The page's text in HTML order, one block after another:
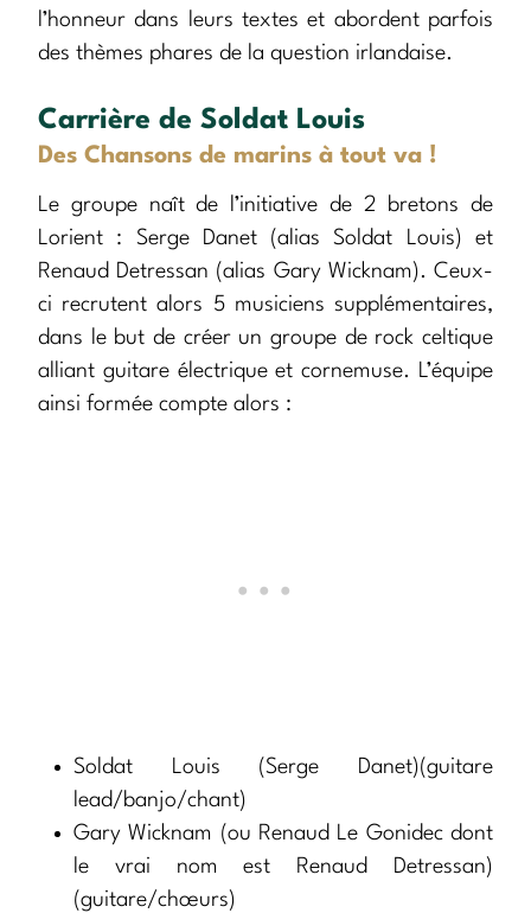
l’honneur dans leurs textes et abordent parfois
des thèmes phares de la question irlandaise.
Carrière de Soldat Louis
Des Chansons de marins à tout va !
Le groupe naît de l’initiative de 2 bretons de
Lorient : Serge Danet (alias Soldat Louis) et
Renaud Detressan (alias Gary Wicknam). Ceux-
ci recrutent alors 5 musiciens supplémentaires,
dans le but de créer un groupe de rock celtique
alliant guitare électrique et cornemuse. L’équipe
ainsi formée compte alors :
Soldat Louis (Serge Danet)(guitare
lead/banjo/chant)
Gary Wicknam (ou Renaud Le Gonidec dont
le vrai nom est Renaud Detressan)
(guitare/chœurs)